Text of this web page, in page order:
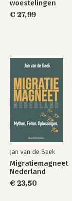
woestelingen
€ 27,99
Jan van de Beek
Migratiemagneet
Nederland
€ 23,50